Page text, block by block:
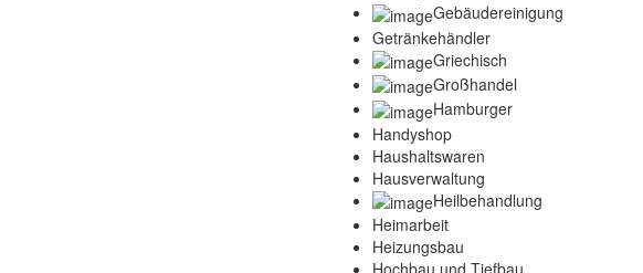
Gebäudereinigung
Getränkehändler
Griechisch
Großhandel
Hamburger
Handyshop
Haushaltswaren
Hausverwaltung
Heilbehandlung
Heimarbeit
Heizungsbau
Hochbau und Tiefbau